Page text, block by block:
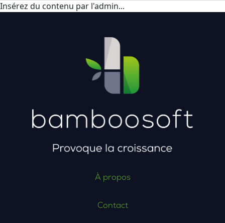
Insérez du contenu par l'admin...
À propos
Contact